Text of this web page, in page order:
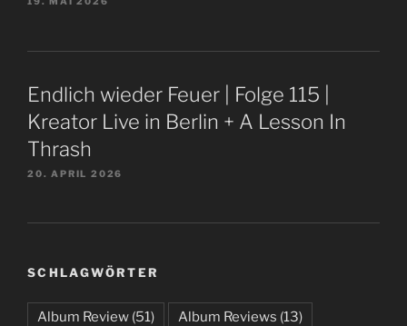
Endlich wieder Feuer | Folge 115 |
Kreator Live in Berlin + A Lesson In
Thrash
20. APRIL 2026
SCHLAGWÖRTER
Album Review (51) Album Reviews (13)